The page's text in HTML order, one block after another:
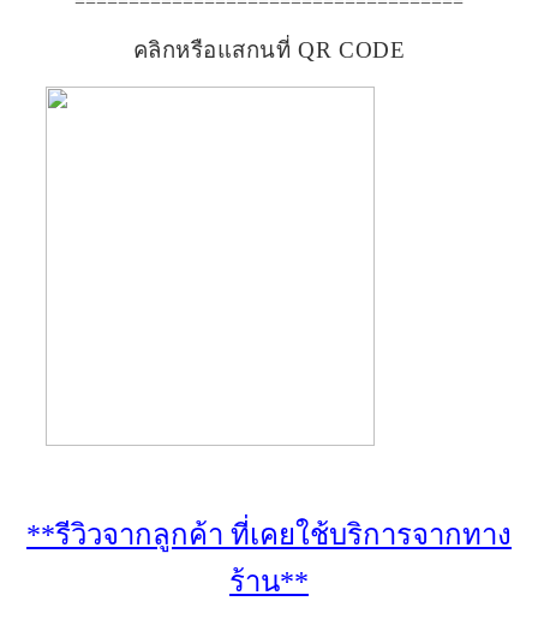
คลิกหรือแสกนที่ QR CODE
**รีวิวจากลูกค้า ที่เคยใช้บริการจากทาง
ร้าน**